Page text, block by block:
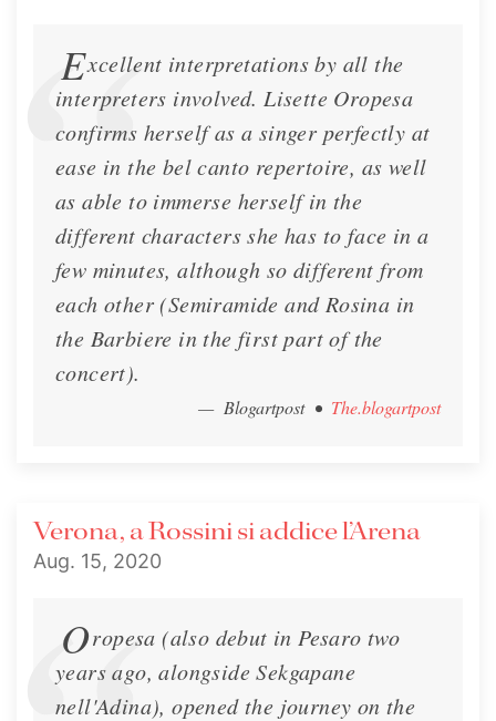
🌻 Lisette's Summer 2020
🌻 Lisette's Summer 2020 Newsletter!
Excellent interpretations by all the
interpreters involved. Lisette Oropesa
confirms herself as a singer perfectly at
ease in the bel canto repertoire, as well
as able to immerse herself in the
different characters she has to face in a
few minutes, although so different from
each other (Semiramide and Rosina in
the Barbiere in the first part of the
concert).
— Blogartpost • The.blogartpost
Verona, a Rossini si addice l’Arena
Aug. 15, 2020
Oropesa (also debut in Pesaro two
years ago, alongside Sekgapane
nell'Adina), opened the journey on the